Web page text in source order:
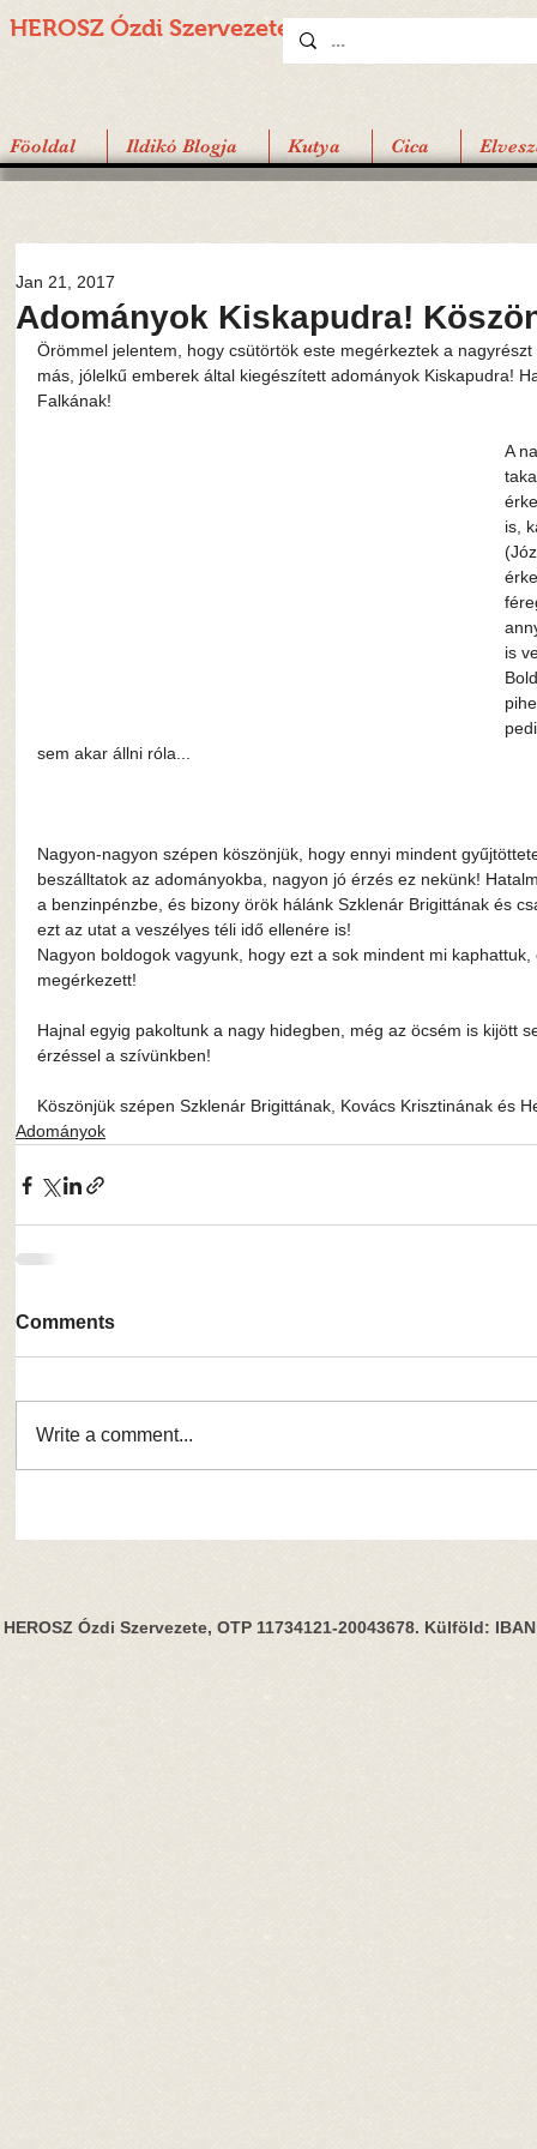
HEROSZ Ózdi Szervezete
Föoldal Ildikó Blogja Kutya Cica
Adományok Kiskapudra!
Jan 21, 2017
Örömmel jelentem, hogy csütörtök este megérkeztek a
más, jólelkű emberek által kiegészített adományok Kiskapudra!
Falkának!
A
is,
is
sem akar állni róla...
Nagyon-nagyon szépen köszönjük, hogy ennyi mindent
beszálltatok az adományokba, nagyon jó érzés ez nekünk!
a benzinpénzbe, és bizony örök hálánk Szklenár Brigittának és
ezt az utat a veszélyes téli idő ellenére is!
Nagyon boldogok vagyunk, hogy ezt a sok mindent mi
megérkezett!
Hajnal egyig pakoltunk a nagy hidegben, még az öcsém is kijött
érzéssel a szívünkben!
Köszönjük szépen Szklenár Brigittának, Kovács Krisztinának és
Adományok
Comments
Write a comment...
HEROSZ Ózdi Szervezete, OTP 11734121-20043678. Külföld: